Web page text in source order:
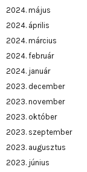
2024. május
2024. április
2024. március
2024. február
2024. január
2023. december
2023. november
2023. október
2023. szeptember
2023. augusztus
2023. június